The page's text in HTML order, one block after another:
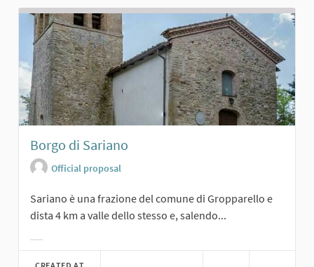
Borgo di Sariano
Official proposal
Sariano è una frazione del comune di Gropparello e
dista 4 km a valle dello stesso e, salendo...